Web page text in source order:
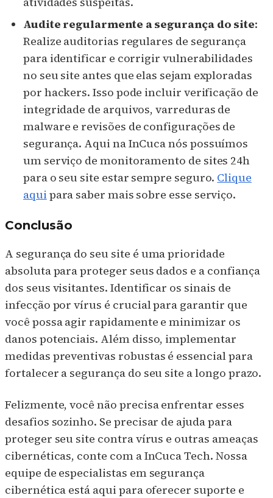
Audite regularmente a segurança do site:
Realize auditorias regulares de segurança
para identificar e corrigir vulnerabilidades
no seu site antes que elas sejam exploradas
por hackers. Isso pode incluir verificação de
integridade de arquivos, varreduras de
malware e revisões de configurações de
segurança. Aqui na InCuca nós possuímos
um serviço de monitoramento de sites 24h
para o seu site estar sempre seguro. Clique
aquipara saber mais sobre esse serviço.
Conclusão
A segurança do seu site é uma prioridade
absoluta para proteger seus dados e a confiança
dos seus visitantes. Identificar os sinais de
infecção por vírus é crucial para garantir que
você possa agir rapidamente e minimizar os
danos potenciais. Além disso, implementar
medidas preventivas robustas é essencial para
fortalecer a segurança do seu site a longo prazo.
Felizmente, você não precisa enfrentar esses
desafios sozinho. Se precisar de ajuda para
proteger seu site contra vírus e outras ameaças
cibernéticas, conte com a InCuca Tech. Nossa
equipe de especialistas em segurança
cibernética está aqui para oferecer suporte e